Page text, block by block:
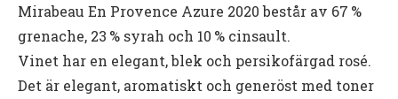
Mirabeau En Provence Azure 2020 består av 67 %
grenache, 23 % syrah och 10 % cinsault.
Vinet har en elegant, blek och persikofärgad rosé.
Det är elegant, aromatiskt och generöst med toner